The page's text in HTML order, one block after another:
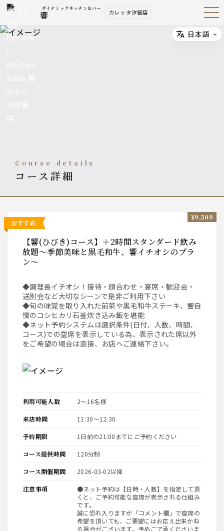
ダイナミックキッチン＆バー
響 カレッタ汐留店 Open
Navig
course details
コース詳細
おすすめ
【響(ひびき)コース】＋2時間スタンダード飲み
放題～季節美味と黒毛和牛、響イチオシのプラ
ン～
◆調理長イチオシ！接待・顔合わせ・宴席・歓迎会・
送別会など大切なシーンで是非ご利用下さい
◆旬の味覚を取り入れた前菜や黒毛和牛ステーキ、響自
慢のコシヒカリ石釜炊き込み飯を堪能
◆ネット予約システムは選択条件(日付、人数、時間、
コース)での空席を表示している為、表示された席以外
をご希望の場合は直接、お店へご連絡下さい。
¥9,500
利用可能人数 2〜16名様
来店時間 11:30〜12:30
予約期限 1日前の21:00までにご予約ください
コース提供時間 120分制
コース開催期間 2026-03-02以降
注意事項
●ネット予約は【日時・人数】を指定して頂
くと、ご予約可能な座席が表示される仕組み
です。
誠に恐れ入りますが「コメント欄」で座席の
希望を頂いても、ご要望にはお応え出来かね
る場合がございます。予めご了承くださいま
Select
日本語